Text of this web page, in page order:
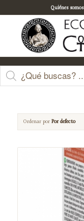
Quiénes somos
vivificante
Ordenar porPor defecto